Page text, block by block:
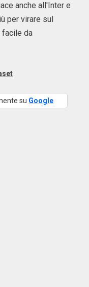
anche all'Inter e
per virare sul
facile da
su Google